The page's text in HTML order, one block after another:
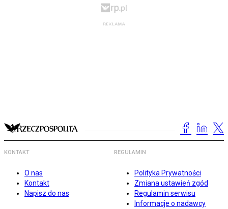
KONTAKT
O nas
Kontakt
Napisz do nas
REGULAMIN
Polityka Prywatności
Zmiana ustawień zgód
Regulamin serwisu
Informacje o nadawcy